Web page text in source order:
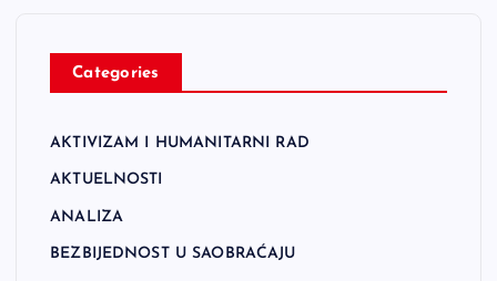
Categories
AKTIVIZAM I HUMANITARNI RAD
AKTUELNOSTI
ANALIZA
BEZBIJEDNOST U SAOBRAĆAJU